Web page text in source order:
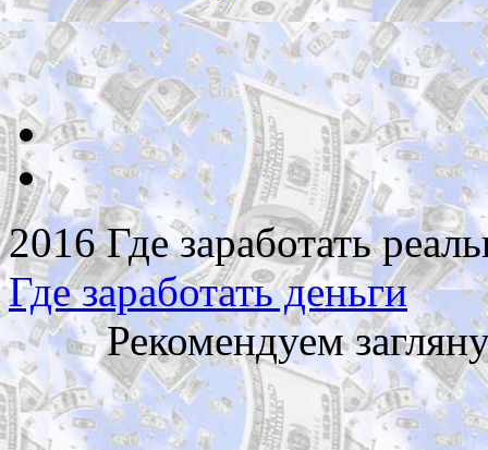
2016 Где заработать
Где заработать деньги
Рекомендуем